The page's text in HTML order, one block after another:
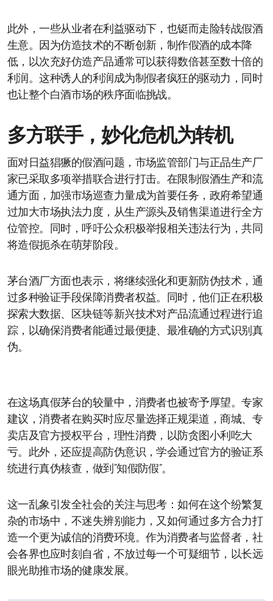
此外，一些从业者在利益驱动下，也铤而走险转战假酒
生意。因为仿造技术的不断创新，制作假酒的成本降
低，以次充好仿造产品通常可以获得数倍甚至数十倍的
利润。这种诱人的利润成为制假者疯狂的驱动力，同时
也让整个白酒市场的秩序面临挑战。
多方联手，妙化危机为转机
面对日益猖獗的假酒问题，市场监管部门与正品生产厂
家已采取多项举措联合进行打击。在限制假酒生产和流
通方面，加强市场巡查力量成为首要任务，政府希望通
过加大市场执法力度，从生产源头及销售渠道进行全方
位管控。同时，呼吁公众积极举报相关违法行为，共同
将造假扼杀在萌芽阶段。
茅台酒厂方面也表示，将继续强化和更新防伪技术，通
过多种验证手段保障消费者权益。同时，他们正在积极
探索大数据、区块链等新兴技术对产品流通过程进行追
踪，以确保消费者能通过最便捷、最准确的方式识别真
伪。
在这场真假茅台的较量中，消费者也被寄予厚望。专家
建议，消费者在购买时应尽量选择正规渠道，商城、专
卖店及官方授权平台，理性消费，以防贪图小利吃大
亏。此外，还应提高防伪意识，学会通过官方的验证系
统进行真伪核查，做到“知假防假”。
这一乱象引发全社会的关注与思考：如何在这个纷繁复
杂的市场中，不迷失辨别能力，又如何通过多方合力打
造一个更为诚信的消费环境。作为消费者与监督者，社
会各界也应时刻自省，不放过每一个可疑细节，以长远
眼光助推市场的健康发展。